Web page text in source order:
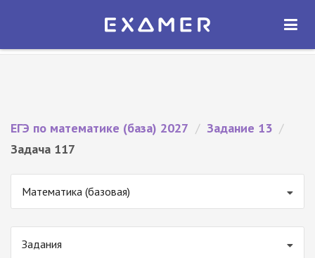
Экзамер — ЕГЭ 2027
ОТКРЫТЬ
ЕГЭ по математике (база) 2027 / Задание 13 /
Задача 117
Математика (базовая)
Задания